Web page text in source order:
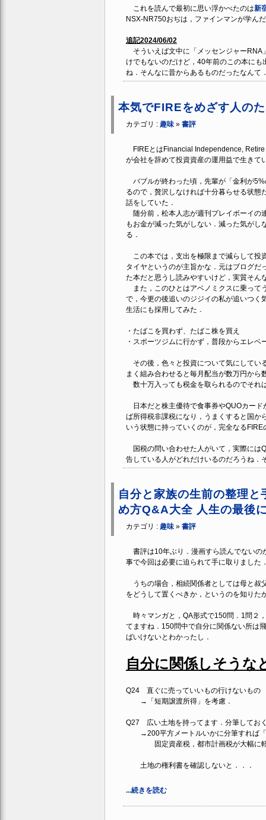
これを読んで最初に思い浮かべたのは新
NSX-NR750おぢは，ファインマンが学ん
追記2024/06/02
そういえば文中に「メッセンジャーRNA
けでもないのだけど，40年前のこの本に
ね．そんなに昔からあるものだったなんて
本気でFIREをめざす人の
カテゴリ : 趣味» 書評
FIREとはFinancial Independence, Retire
が会社を辞めて投資資産の運用益で生きて
バブルが終わった頃，先輩が「金利が
るので，贅沢しなければ十分暮らせる状
話をしていた．
随分前，松本人志が週刊プレイボーイの
もお金が減った気がしない．減った気が
る．
この本では，支出を極限まで減らして投
タイヤというのが主旨かな．元はブログ
た本だと思うし読みやすいけど，実質そん
また，このひとはアベノミクスに乗って
で，今更の後追いのジジイの私が追いつく
生活にも採用してみた．
・たばこを買わず、たばこ株を買え
・スポーツジムに行かず，普段からエレベ
その後，色々と投資について気にしてい
まく組み合わせると毎月配当が数万円から
数十万入っても税金を取られるのでそれ
日本だと株主優待で食事券やQUOカード
ば所得税非課税になり，うまくすると国か
いう状態に持っていくのが，完全なる
国税の問い合わせた人がいて，実際には
告している人がどれだけいるのだろうね．
自分と家族の生前の整理
め方Q&A大全 人生の最後
カテゴリ : 趣味» 書評
書評は10年ぶり．漫画すら読んでないの
事で今回は必要に迫られて手に取りました
うちの場合，相続関係者としては母と叔
をどうして置くべきか，というのを知りた
時々マンガと，QA形式で150問．1問２
てますね．150問中で自分に関係ない所は
ばいけないとわかったし．
自分に関係しそうな
Q24 直ぐに売っていいもの行けないもの
→「短期譲渡所得」を考慮．
Q27 広い土地を持ってます．分筆してお
→200平方メートルいかに分筆すれば「
固定資産税，都市計画税が大幅に軽
土地の権利書を確認しないと．．．
...続きを読む